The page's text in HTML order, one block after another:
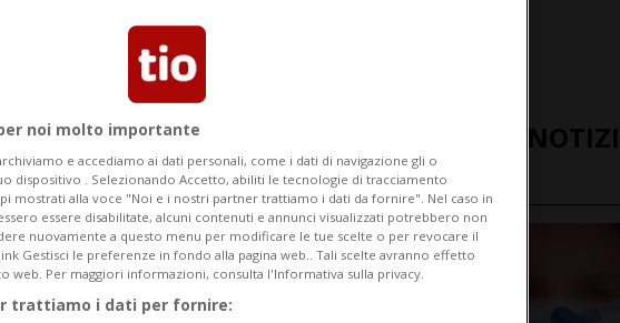
ULTIME
MONDO
noi molto importante
e accediamo ai dati personali, come i dati di navigazione gli o
dispositivo . Selezionando Accetto, abiliti le tecnologie di tracciamento
mostrati alla voce "Noi e i nostri partner trattiamo i dati da fornire". Nel caso in
essere disabilitate, alcuni contenuti e annunci visualizzati potrebbero non
nuovamente a questo menu per modificare le tue scelte o per revocare il
Gestisci le preferenze in fondo alla pagina web.. Tali scelte avranno effetto
web. Per maggiori informazioni, consulta l'Informativa sulla privacy.
trattiamo i dati per fornire: